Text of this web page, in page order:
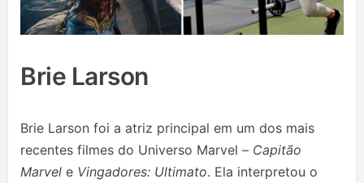
Brie Larson
Brie Larson foi a atriz principal em um dos mais
recentes filmes do Universo Marvel – Capitão
Marvel e Vingadores: Ultimato. Ela interpretou o